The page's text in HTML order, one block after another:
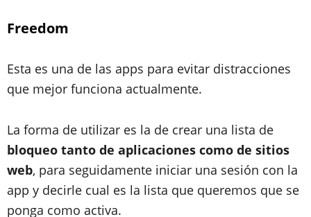
Freedom
Esta es una de las apps para evitar distracciones
que mejor funciona actualmente.
La forma de utilizar es la de crear una lista de
bloqueo tanto de aplicaciones como de sitios
web, para seguidamente iniciar una sesión con la
app y decirle cual es la lista que queremos que se
ponga como activa.